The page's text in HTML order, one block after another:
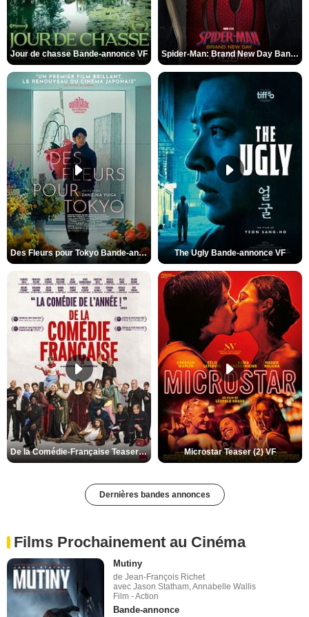
Jour de chasse Bande-annonce VF Spider-Man: Brand New Day Bande-annonce (3) VO STFR
Des Fleurs pour Tokyo Bande-annonce VO STFR The Ugly Bande-annonce VF
De la Comédie-Française Teaser (3) VF Microstar Teaser (2) VF
Dernières bandes annonces
Films Prochainement au Cinéma
Mutiny
de Jean-François Richet
avec Jason Statham, Annabelle Wallis
Film - Action
Bande-annonce